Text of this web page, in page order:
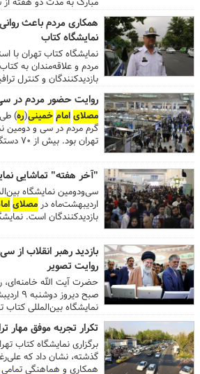
عموم علاقه‌مندان و
بیست‌وهفتمین نمایشگاه
گزارش روابط عمومی
نمایشگاه با شعار
از ۳۶۲
عترت، فروش محصولات
پاویون رسانه‌های قرآنی،
محصولات دیجیتال
نوجوان، بین‌الملل و بخش
می‌شود. ...
همکاری مردم باعث
نمایشگاه کتاب
نمایشگاه کتاب تهران با
مردم و علاقه‌مندان به
بازدیدکنندگان و کنترل
استقبال مردم بود. در
سرهنگ علی پروانه، رییس
منطقه ۷ شهر تهران را در این رابطه جویا شدیم.
روایت حضور مردم در
مصلایامامخمینی(ره
گرم مردم در سی و دومین
تهران
به بهترین نحو انجام شود.
"آخر هفته" تماشایی
اردیبهشت‌ماه درمصلای
بازدیدکنندگان است.
بازدید رهبر انقلاب از
روایت تصویر
حضرت آیت الله خامنه‌ای،
نمایشگاه بین‌المللی کتاب
۲ ساعت و ۳۰ دقیقه حضور در شبستان
خمینی(ره) و بازدید از
دیدار و گفت‌وگو کردند.
تکرار تجربه موفق مهار
گذشته، نشان داد که
همکاری و هماهنگی